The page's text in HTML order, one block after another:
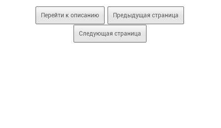
Перейти к описанию Предыдущая страница
Следующая страница